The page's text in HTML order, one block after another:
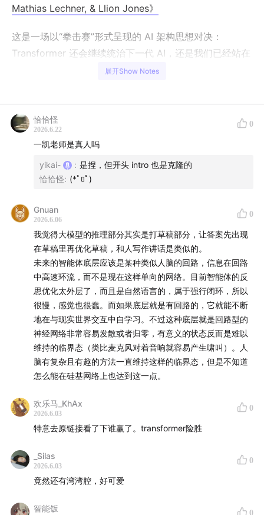
Mathias Lechner, & Llion Jones》
这是一场以“拳击赛”形式呈现的 AI 架构思想对决：
Transformer 还会继续统治下一代 AI，还是我们已经站在
postTransformer 时代的门口？
Kaiser，他认为 Transformer 虽然简单得近乎疯狂，却已
经证明自己能够工作、能够扩展，并且可以被理解为一种
强大的可微分记忆系统。另一边，Adrian Kosowski 和
Llion Jones 则认为，Transformer 只是智能的一种实现
形式，而不是智能的终极答案。人脑的数据效率、连续学
更好的东西。Mathias Lechner 则代表更工程化的中间路
线：未来可能不是 Transformer 或 postTransformer 二
选一，而是根据硬件、场景和能力需求，把所有可用
building block 组合起来。
这期节目尤其适合想理解 AI 底层趋势的人：为什么
Transformer 如此强大？为什么 scaling laws 仍然重要？
为什么“用语言思考”可能不是最高效的 reasoning？新架
构为什么总会被硬件拖住？benchmark 到底能不能衡量
真实智能？如果你关心 AI 下一轮技术红利、创业机会、
算力焦虑和 AGI 路线之争，这是一场非常值得听完的高密
👨‍⚕️ 本期嘉宾
创建 ChatGPT o1，是现代大语言模型架构演进中的关键
人物。
Adrian Kosowski，Pathway 的 CSO，BDH 架构的发明
展开Show Notes
恰恰怪
2026.6.22
0
一凯老师是真人吗
yikai- : 是捏，但开头 intro 也是克隆的
恰恰怪: (*ﾟﾛﾟ)
Gnuan
2026.6.06
0
我觉得大模型的推理部分其实是打草稿部分，让答案先出现
在草稿里再优化草稿，和人写作讲话是类似的。
未来的智能体底层应该是某种类似人脑的回路，信息在回路
中高速环流，而不是现在这样单向的网络。目前智能体的反
思优化太外层了，而且是自然语言的，属于强行闭环，所以
很慢，感觉也很蠢。而如果底层就是有回路的，它就能不断
地在与现实世界交互中自学习。不过这种底层就是回路型的
神经网络非常容易发散或者归零，有意义的状态反而是难以
维持的临界态（类比麦克风对着音响就容易产生啸叫）。人
脑有复杂且有趣的方法一直维持这样的临界态，但是不知道
怎么能在硅基网络上也达到这一点。
欢乐马_KhAx
2026.6.03
0
特意去原链接看了下谁赢了。transformer险胜
_Silas
2026.6.03
0
竟然还有湾湾腔，好可爱
智能饭 0